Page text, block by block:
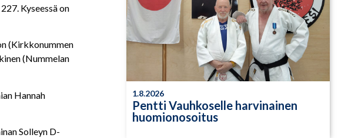
Kyseessä on
(Kirkkonummen
(Nummelan
Hannah
Solleyn D-
1.8.2026
Pentti Vauhkoselle harvinainen
huomionosoitus